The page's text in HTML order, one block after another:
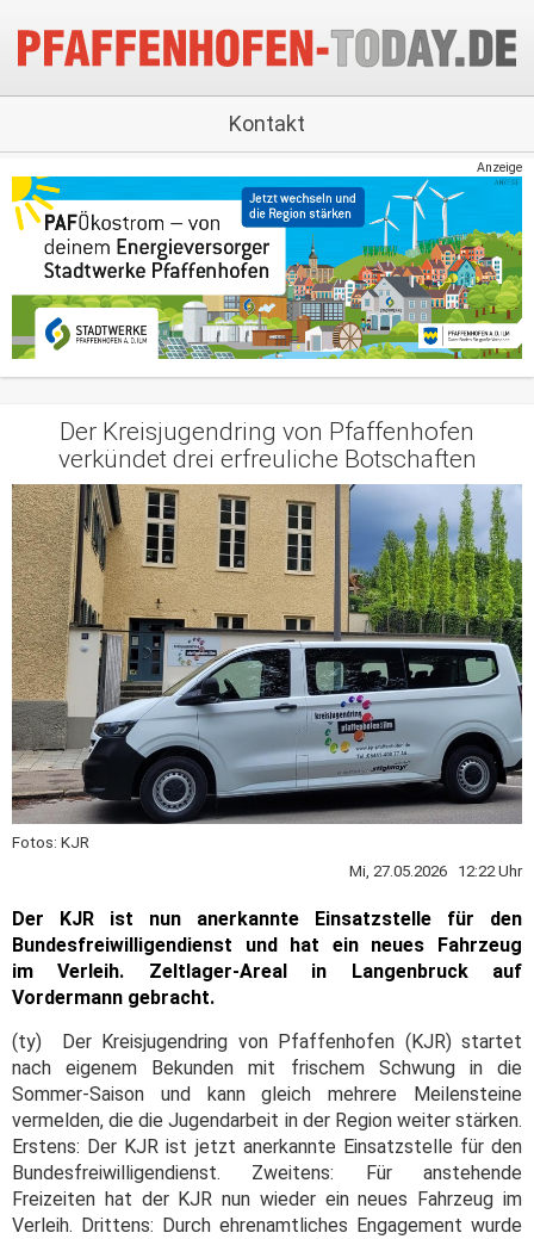
Kontakt
Anzeige
Der Kreisjugendring von Pfaffenhofen
verkündet drei erfreuliche Botschaften
Fotos: KJR
Mi, 27.05.2026 12:22 Uhr
Der KJR ist nun anerkannte Einsatzstelle für den
Bundesfreiwilligendienst und hat ein neues Fahrzeug
im Verleih. Zeltlager-Areal in Langenbruck auf
Vordermann gebracht.
(ty) Der Kreisjugendring von Pfaffenhofen (KJR) startet
nach eigenem Bekunden mit frischem Schwung in die
Sommer-Saison und kann gleich mehrere Meilensteine
vermelden, die die Jugendarbeit in der Region weiter stärken.
Erstens: Der KJR ist jetzt anerkannte Einsatzstelle für den
Bundesfreiwilligendienst. Zweitens: Für anstehende
Freizeiten hat der KJR nun wieder ein neues Fahrzeug im
Verleih. Drittens: Durch ehrenamtliches Engagement wurde